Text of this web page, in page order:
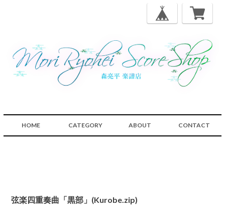
HOME CATEGORY ABOUT CONTACT
弦楽四重奏曲「黒部」(Kurobe.zip)